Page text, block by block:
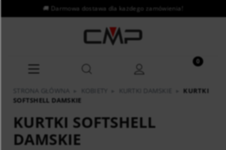
KURTKI SOFTSHELL
DAMSKIE
KOBIETY KURTKI DAMSKIE
KURTKI
SOFTSHELL DAMSKIE